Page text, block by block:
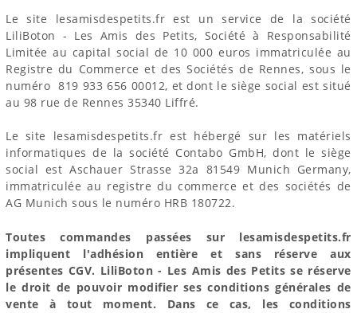
Le site lesamisdespetits.fr est un service de la société
LiliBoton - Les Amis des Petits, Société à Responsabilité
Limitée au capital social de 10 000 euros immatriculée au
Registre du Commerce et des Sociétés de Rennes, sous le
numéro 819 933 656 00012, et dont le siège social est situé
au 98 rue de Rennes 35340 Liffré.
Le site lesamisdespetits.fr est hébergé sur les matériels
informatiques de la société Contabo GmbH, dont le siège
social est Aschauer Strasse 32a 81549 Munich Germany,
immatriculée au registre du commerce et des sociétés de
AG Munich sous le numéro HRB 180722.
Toutes commandes passées sur lesamisdespetits.fr
impliquent l'adhésion entière et sans réserve aux
présentes CGV. LiliBoton - Les Amis des Petits se réserve
le droit de pouvoir modifier ses conditions générales de
vente à tout moment. Dans ce cas, les conditions